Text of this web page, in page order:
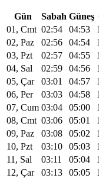
Gün Sabah Güneş
01, Cmt 02:54 04:53
02, Paz
02:56 04:54
03, Pzt
02:57 04:55
04, Sal
02:59 04:56
05, Çar
03:01 04:57
06, Per
03:03 04:58
07, Cum 03:04 05:00
08, Cmt 03:06 05:01
09, Paz
03:08 05:02
10, Pzt
03:10 05:03
11, Sal
03:11 05:04
12, Çar
03:13 05:05